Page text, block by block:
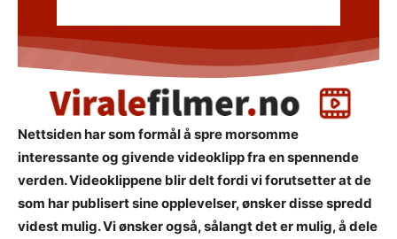
Nettsiden har som formål å spre morsomme
interessante og givende videoklipp fra en spennende
verden. Videoklippene blir delt fordi vi forutsetter at de
som har publisert sine opplevelser, ønsker disse spredd
videst mulig. Vi ønsker også, sålangt det er mulig, å dele